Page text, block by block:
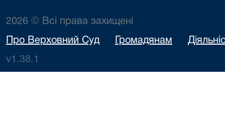
2026 © Всі права захищені
Про Верховний Суд Громадянам
v1.38.1